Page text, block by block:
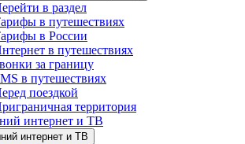
в раздел
в путешествиях
в России
в путешествиях
за границу
в путешествиях
поездкой
территория
интернет и ТВ
интернет и ТВ